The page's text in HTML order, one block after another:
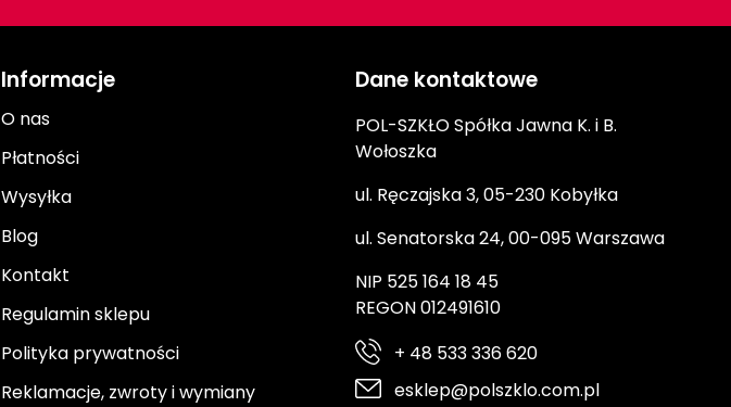
Informacje
O nas
Płatności
Wysyłka
Blog
Kontakt
Regulamin sklepu
Polityka prywatności
Reklamacje, zwroty i wymiany
Dane kontaktowe
POL-SZKŁO Spółka Jawna K. i B.
Wołoszka
ul. Ręczajska 3, 05-230 Kobyłka
ul. Senatorska 24, 00-095 Warszawa
NIP 525 164 18 45
REGON 012491610
+ 48 533 336 620
esklep@polszklo.com.pl